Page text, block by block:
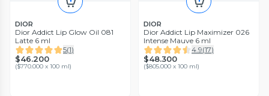
DIOR
Dior Addict Lip Glow Oil 081
Latte 6 ml
5(1)
$46.200
($770.000 x 100 ml)
DIOR
Dior Addict Lip Maximizer 026
Intense Mauve 6 ml
4.9(17)
$48.300
($805.000 x 100 ml)